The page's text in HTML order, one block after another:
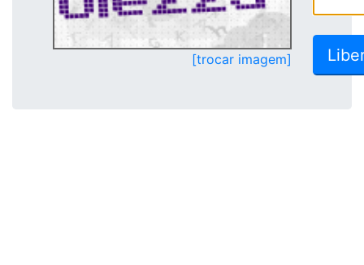
[trocar imagem]